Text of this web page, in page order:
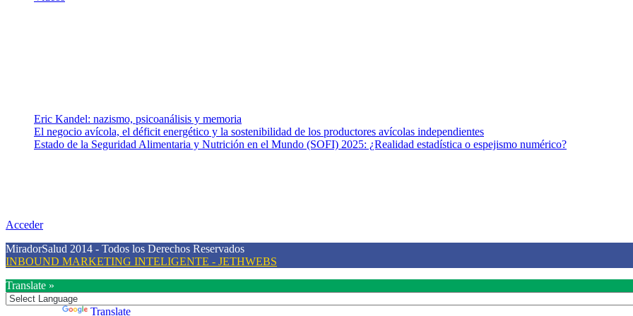
Eric Kandel: nazismo, psicoanálisis y memoria
El negocio avícola, el déficit energético y la sostenibilidad de los productores avícolas independientes
Estado de la Seguridad Alimentaria y Nutrición en el Mundo (SOFI) 2025: ¿Realidad estadística o espejismo numérico?
Acceder
MiradorSalud 2014 - Todos los Derechos Reservados
INBOUND MARKETING INTELIGENTE - JETHWEBS
Translate »
Translate